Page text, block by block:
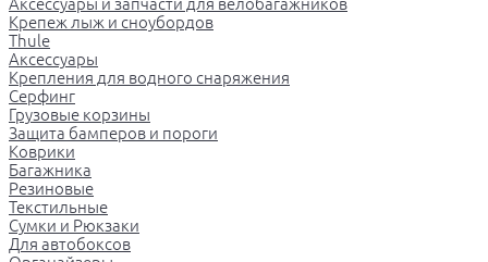
Аксессуары и запчасти для велобагажников
Крепеж лыж и сноубордов
Thule
Аксессуары
Крепления для водного снаряжения
Серфинг
Грузовые корзины
Защита бамперов и пороги
Коврики
Багажника
Резиновые
Текстильные
Сумки и Рюкзаки
Для автобоксов